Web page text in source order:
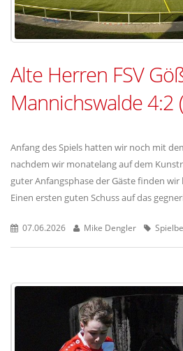
Alte Herren FSV
Mannichswalde 4:2
Anfang des Spiels hatten wir noch mit
nachdem wir monatelang auf dem
guter Anfangsphase der Gäste finden wir
Einen ersten guten Schuss auf das
07.06.2026 Mike Dengler